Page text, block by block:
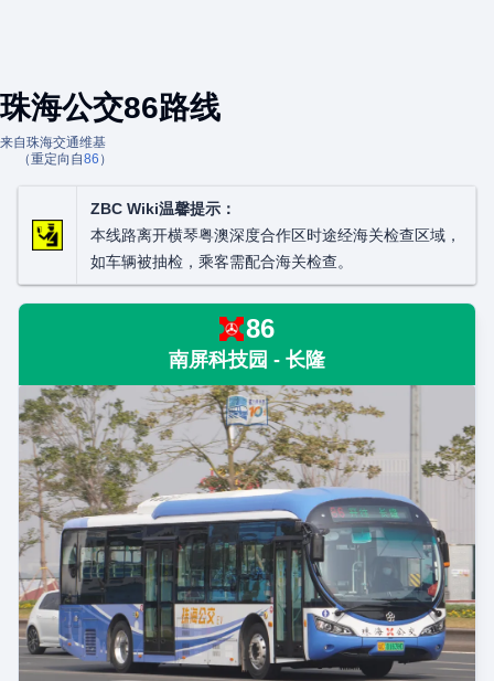
珠海公交86路线
来自珠海交通维基
（重定向自86 ）
ZBC Wiki温馨提示：
本线路离开横琴粤澳深度合作区时途经海关检查区域，
如车辆被抽检，乘客需配合海关检查。
86
南屏科技园 - 长隆